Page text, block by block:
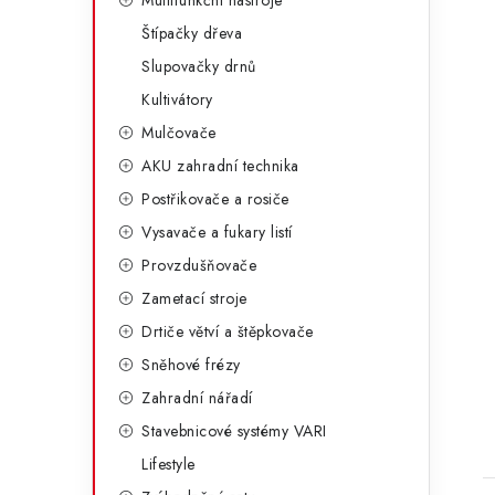
Štípačky dřeva
Slupovačky drnů
Kultivátory
Mulčovače
AKU zahradní technika
Postřikovače a rosiče
Vysavače a fukary listí
Provzdušňovače
Zametací stroje
Drtiče větví a štěpkovače
Sněhové frézy
Zahradní nářadí
Stavebnicové systémy VARI
Lifestyle